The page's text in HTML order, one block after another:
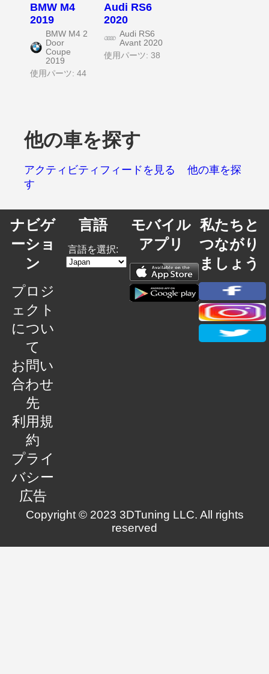
BMW M4
2019
BMW M4 2
Door
Coupe
2019
使用パーツ: 44
Audi RS6
2020
Audi RS6
Avant 2020
使用パーツ: 38
他の車を探す
アクティビティフィードを見る
他の車を探
す
ナビゲ
ーショ
ン
プロジ
ェクト
につい
て
お問い
合わせ
先
利用規
約
プライ
バシー
広告
言語
言語を選択:
モバイル
アプリ
私たちと
つながり
ましょう
Copyright © 2023 3DTuning LLC. All rights
reserved